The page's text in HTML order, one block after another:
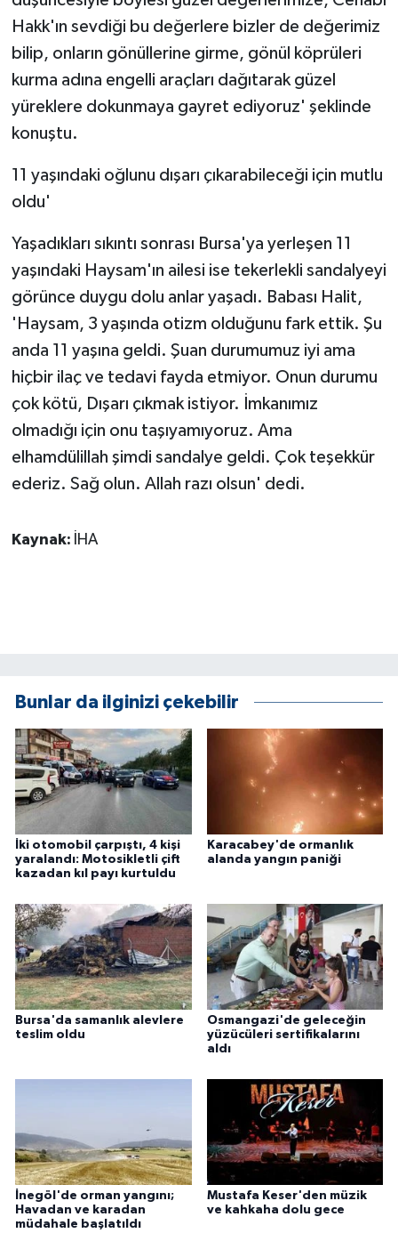
Hakk'ın sevdiği bu değerlere bizler de değerimiz
bilip, onların gönüllerine girme, gönül köprüleri
kurma adına engelli araçları dağıtarak güzel
yüreklere dokunmaya gayret ediyoruz' şeklinde
konuştu.
11 yaşındaki oğlunu dışarı çıkarabileceği için mutlu
oldu'
Yaşadıkları sıkıntı sonrası Bursa'ya yerleşen 11
yaşındaki Haysam'ın ailesi ise tekerlekli sandalyeyi
görünce duygu dolu anlar yaşadı. Babası Halit,
'Haysam, 3 yaşında otizm olduğunu fark ettik. Şu
anda 11 yaşına geldi. Şuan durumumuz iyi ama
hiçbir ilaç ve tedavi fayda etmiyor. Onun durumu
çok kötü, Dışarı çıkmak istiyor. İmkanımız
olmadığı için onu taşıyamıyoruz. Ama
elhamdülillah şimdi sandalye geldi. Çok teşekkür
ederiz. Sağ olun. Allah razı olsun' dedi.
Kaynak: İHA
Bunlar da ilginizi çekebilir
İki otomobil çarpıştı, 4 kişi
yaralandı: Motosikletli çift
kazadan kıl payı kurtuldu
Karacabey'de ormanlık
alanda yangın paniği
Bursa'da samanlık alevlere
teslim oldu
Osmangazi'de geleceğin
yüzücüleri sertifikalarını
aldı
İnegöl'de orman yangını;
Havadan ve karadan
müdahale başlatıldı
Mustafa Keser'den müzik
ve kahkaha dolu gece